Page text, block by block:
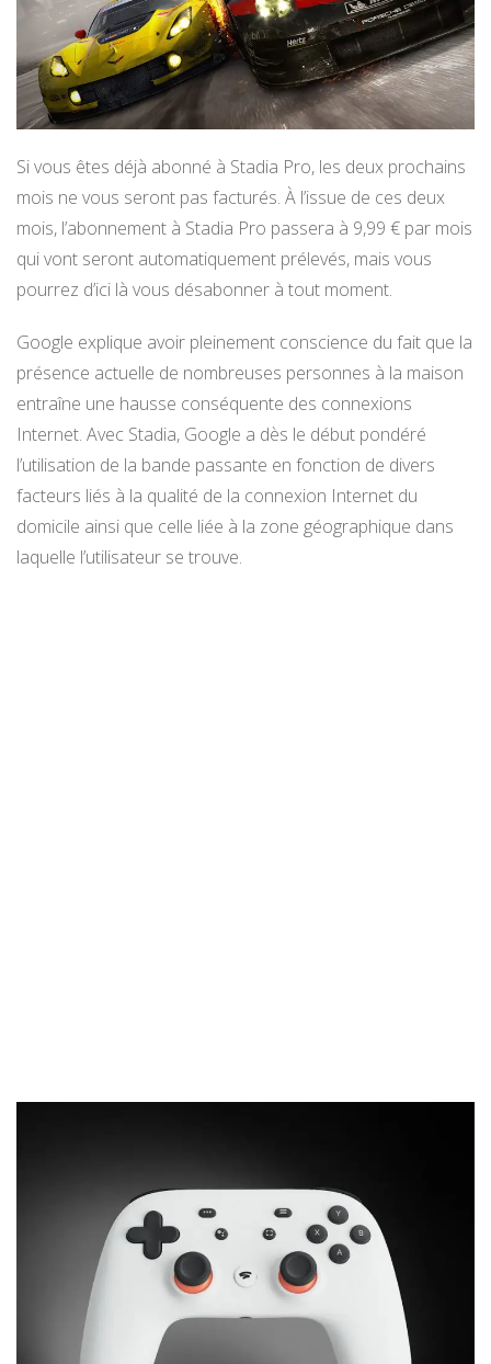
Si vous êtes déjà abonné à Stadia Pro, les deux prochains
mois ne vous seront pas facturés. À l’issue de ces deux
mois, l’abonnement à Stadia Pro passera à 9,99 € par mois
qui vont seront automatiquement prélevés, mais vous
pourrez d’ici là vous désabonner à tout moment.
Google explique avoir pleinement conscience du fait que la
présence actuelle de nombreuses personnes à la maison
entraîne une hausse conséquente des connexions
Internet. Avec Stadia, Google a dès le début pondéré
l’utilisation de la bande passante en fonction de divers
facteurs liés à la qualité de la connexion Internet du
domicile ainsi que celle liée à la zone géographique dans
laquelle l’utilisateur se trouve.